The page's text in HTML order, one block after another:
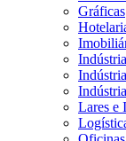
Gráficas
Indústria
Lares e